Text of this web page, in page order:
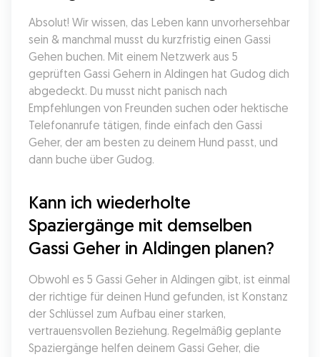
Absolut! Wir wissen, das Leben kann unvorhersehbar
sein & manchmal musst du kurzfristig einen Gassi
Gehen buchen. Mit einem Netzwerk aus 5
geprüften Gassi Gehern in Aldingen hat Gudog dich
abgedeckt. Du musst nicht panisch nach
Empfehlungen von Freunden suchen oder hektische
Telefonanrufe tätigen, finde einfach den Gassi
Geher, der am besten zu deinem Hund passt, und
dann buche über Gudog.
Kann ich wiederholte
Spaziergänge mit demselben
Gassi Geher in Aldingen planen?
Obwohl es 5 Gassi Geher in Aldingen gibt, ist einmal
der richtige für deinen Hund gefunden, ist Konstanz
der Schlüssel zum Aufbau einer starken,
vertrauensvollen Beziehung. Regelmäßig geplante
Spaziergänge helfen deinem Gassi Geher, die